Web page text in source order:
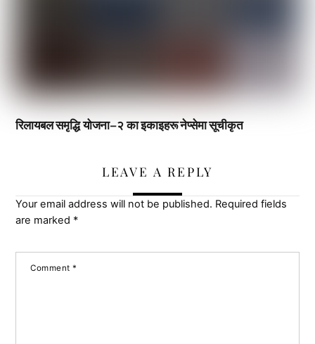
रिलायबल समृद्धि योजना–२ का इकाइहरू नेप्सेमा सूचीकृत
LEAVE A REPLY
Your email address will not be published. Required fields
are marked *
Comment*